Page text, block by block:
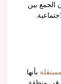
الجمع بين
بأنها